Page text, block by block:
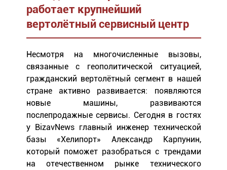
работает крупнейший
вертолётный сервисный центр
Несмотря на многочисленные вызовы,
связанные с геополитической ситуацией,
гражданский вертолётный сегмент в нашей
стране активно развивается: появляются
новые машины, развиваются
послепродажные сервисы. Сегодня в гостях
у BizavNews главный инженер технической
базы «Хелипорт» Александр Карпунин,
который поможет разобраться с трендами
на отечественном рынке технического